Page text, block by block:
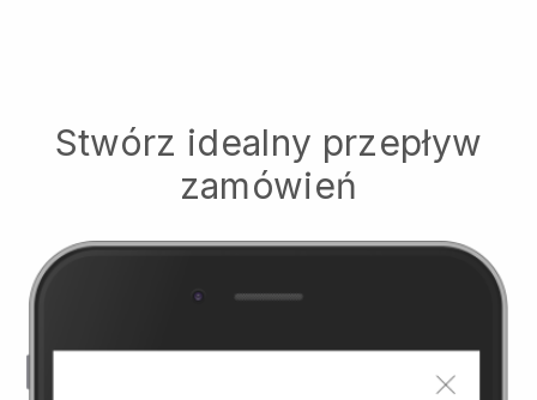
Stwórz idealny przepływ
zamówień